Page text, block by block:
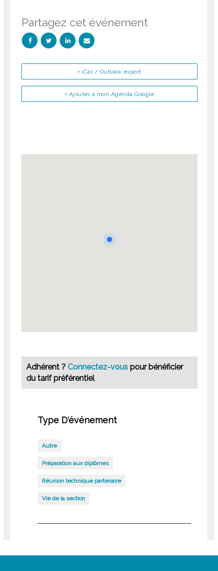
Partagez cet événement
+ Ajouter à mon Agenda Google
+ iCal / Outlook export
Adhérent ?Connectez-vouspour bénéficier
du tarif préférentiel
Type D'événement
Autre
Préparation aux diplômes
Réunion technique partenaire
Vie de la section